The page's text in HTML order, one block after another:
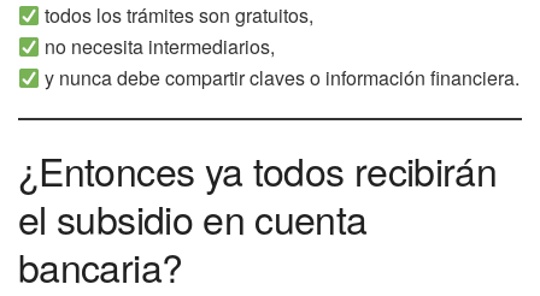
todos los trámites son gratuitos,
no necesita intermediarios,
y nunca debe compartir claves o información financiera.
¿Entonces ya todos recibirán
el subsidio en cuenta
bancaria?